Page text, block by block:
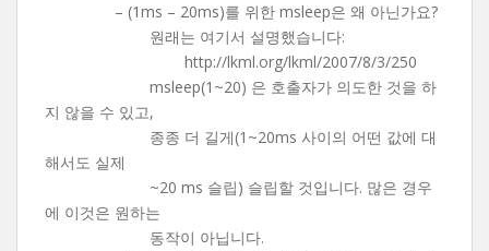
– (1ms – 20ms)를 위한 msleep은 왜 아닌가요?
원래는 여기서 설명했습니다:
http://lkml.org/lkml/2007/8/3/250
msleep(1~20) 은 호출자가 의도한 것을 하
지 않을 수 있고,
종종 더 길게(1~20ms 사이의 어떤 값에 대
해서도 실제
~20 ms 슬립) 슬립할 것입니다. 많은 경우
에 이것은 원하는
동작이 아닙니다.